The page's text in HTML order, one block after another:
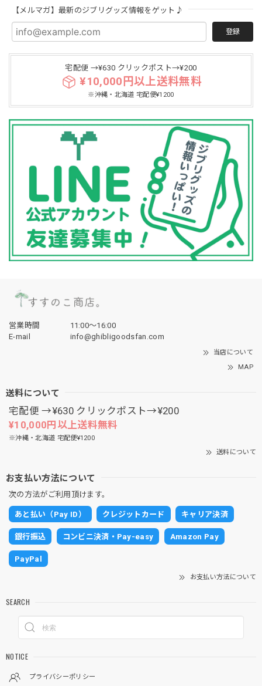
【メルマガ】最新のジブリグッズ情報をゲット♪
登録
宅配便 →¥630 クリックポスト→¥200
¥10,000円以上送料無料
※沖縄・北海道 宅配便¥1200
営業時間
11:00〜16:00
E-mail
info@ghibligoodsfan.com
当店について
MAP
送料について
宅配便 →¥630 クリックポスト→¥200
¥10,000円以上送料無料
※沖縄・北海道 宅配便¥1200
送料について
お支払い方法について
次の方法がご利用頂けます。
あと払い（Pay ID） クレジットカード キャリア決済
銀行振込 コンビニ決済・Pay-easy Amazon Pay
PayPal
お支払い方法について
SEARCH
NOTICE
プライバシーポリシー